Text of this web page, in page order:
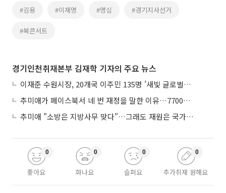
#김용 #이재명 #명심 #경기지사선거
#북콘서트
경기인천취재본부 김재학 기자의 주요 뉴스
이재준 수원시장, 20개국 이주민 135명 '새빛 글로벌프렌즈' 위촉
추미애가 페이스북서 네 번 재정을 말한 이유…7700억 추경 열쇠는 도의회에
추미애 "소방은 지방사무 맞다"…그래도 재원은 국가가 나눠야
좋아요
0
화나요
0
슬퍼요
0
추가취재 원해요
0